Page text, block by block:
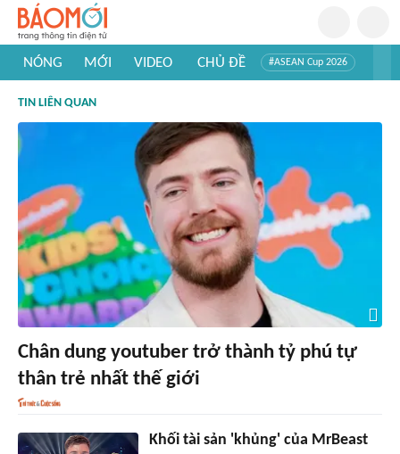
NÓNG MỚI VIDEO CHỦ ĐỀ #ASEAN Cup 2026
#Khám phá thế giới
TIN LIÊN QUAN
Chân dung youtuber trở thành tỷ phú tự
thân trẻ nhất thế giới
Khối tài sản 'khủng' của MrBeast